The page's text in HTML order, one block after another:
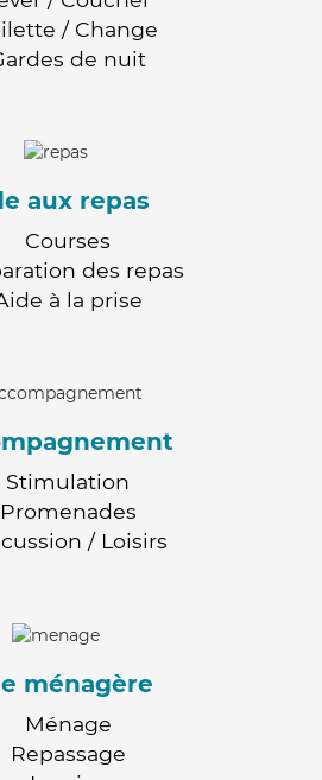
/ Change
de nuit
aux repas
Courses
des repas
à la prise
Stimulation
Promenades
/ Loisirs
ménagère
Ménage
Repassage